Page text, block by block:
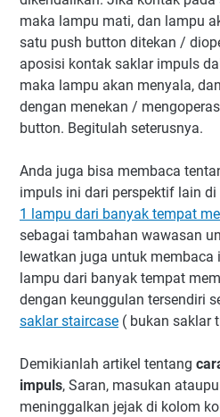
maka lampu mati, dan lampu
satu push button ditekan /
aposisi kontak saklar impuls
maka lampu akan menyala,
dengan menekan /
button. Begitulah seterusnya.
Anda juga bisa membaca
impuls ini dari perspektif lain di
1 lampu dari banyak tempat
sebagai tambahan wawasan
lewatkan juga untuk
lampu dari banyak tempat
dengan keunggulan tersendiri
saklar staircase ( bukan saklar
Demikianlah artikel tentang
impuls, Saran, masukan
meninggalkan jejak di kolom